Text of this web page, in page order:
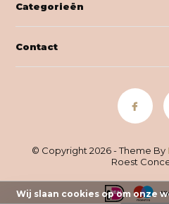
Categorieën
Contact
© Copyright 2026 - Theme By
Roest
Wij slaan cookies op om onze